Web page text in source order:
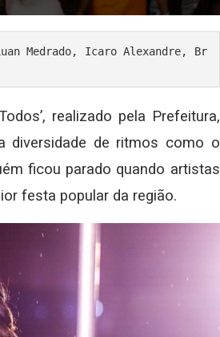
Medrado, Icaro Alexandre, Br
realizado pela Prefeitura,
diversidade de ritmos como o
ficou parado quando artistas
festa popular da região.